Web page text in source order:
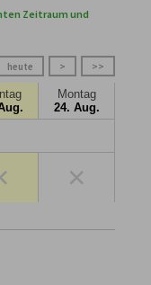
Zeitraum und
>>
>
heute
Montag
24. Aug.
×